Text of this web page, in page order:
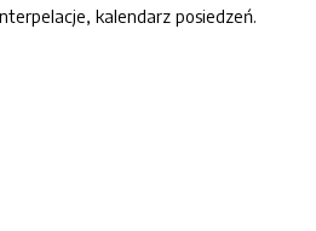
kalendarz posiedzeń.